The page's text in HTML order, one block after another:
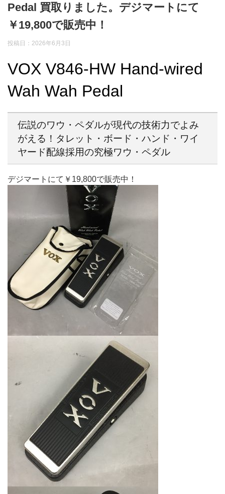
Pedal 買取りました。デジマートにて
￥19,800で販売中！
投稿日：2026年6月3日
VOX V846-HW Hand-wired
Wah Wah Pedal
伝説のワウ・ペダルが現代の技術力でよみ
がえる！タレット・ボード・ハンド・ワイ
ヤード配線採用の究極ワウ・ペダル
デジマートにて￥19,800で販売中！